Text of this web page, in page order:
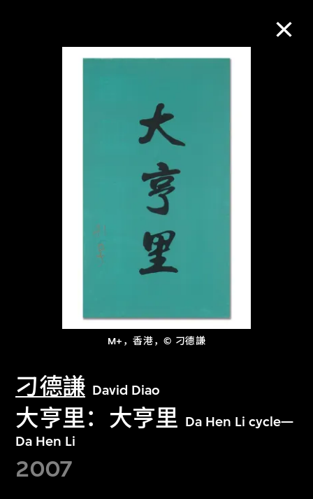
M+，香港，© 刁德謙
刁德謙 David Diao
大亨里：大亨里 Da Hen Li cycle—
Da Hen Li
2007
M+藏品
关于M+藏品
探索世界顶级的二十及二十一世纪视觉